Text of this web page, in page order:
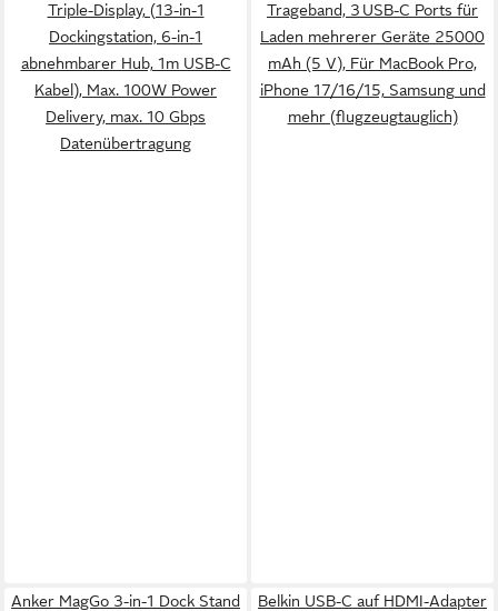
Triple-Display, (13-in-1
Dockingstation, 6-in-1
abnehmbarer Hub, 1m USB-C
Kabel), Max. 100W Power
Delivery, max. 10 Gbps
Datenübertragung
Trageband, 3 USB-C Ports für
Laden mehrerer Geräte 25000
mAh (5 V), Für MacBook Pro,
iPhone 17/16/15, Samsung und
mehr (flugzeugtauglich)
Anker MagGo 3-in-1 Dock Stand
Belkin USB-C auf HDMI-Adapter